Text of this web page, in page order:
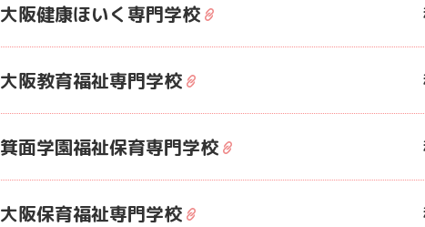
大阪健康ほいく専門学校
大阪教育福祉専門学校
箕面学園福祉保育専門学校
大阪保育福祉専門学校